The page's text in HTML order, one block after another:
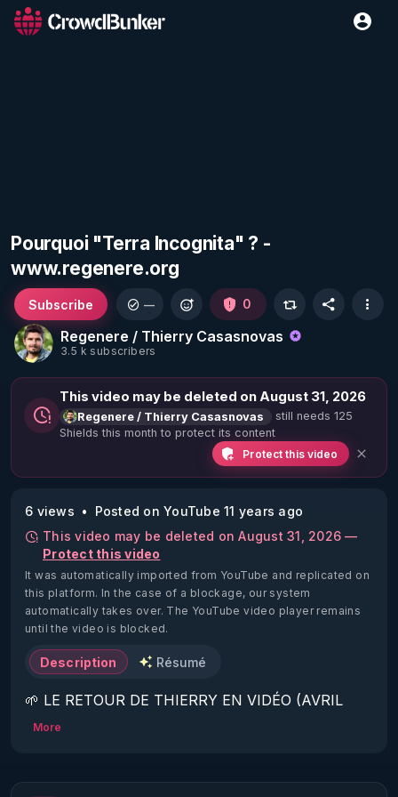
Pourquoi "Terra Incognita" ? -
www.regenere.org
Regenere / Thierry Casasnovas
3.5 k subscribers
Subscribe — 0
This video may be deleted on August 31, 2026
Regenere / Thierry Casasnovas
still needs 125
Shields this month to protect its content
Protect this video
6 views
Posted on YouTube 11 years ago
This video may be deleted on August 31, 2026 —
Protect this video
It was automatically imported from YouTube and replicated on
this platform. In the case of a blockage, our system
automatically takes over. The YouTube video player remains
until the video is blocked.
Description Résumé
🌱 LE RETOUR DE THIERRY EN VIDÉO (AVRIL
2022)!
https://www.rgnr.fr/presentation.html
More